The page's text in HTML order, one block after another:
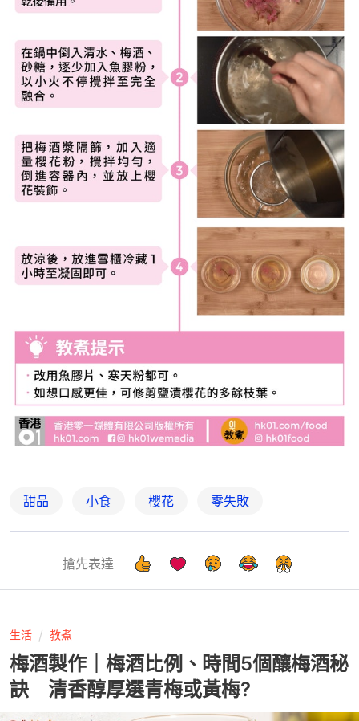
甜品 小食 櫻花 零失敗
搶先表達
生活 教煮
梅酒製作｜梅酒比例、時間5個釀梅酒秘
訣 清香醇厚選青梅或黃梅?